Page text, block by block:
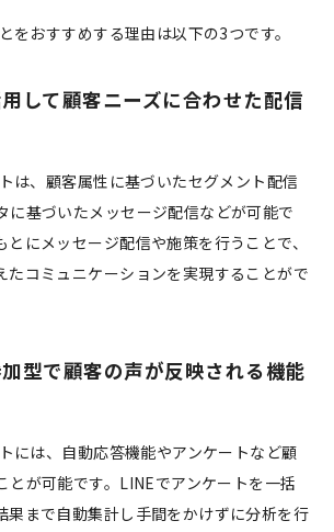
をおすすめする理由は以下の3つです。
して顧客ニーズに合わせた配信
は、顧客属性に基づいたセグメント配信
に基づいたメッセージ配信などが可能で
にメッセージ配信や施策を行うことで、
たコミュニケーションを実現することがで
型で顧客の声が反映される機能
には、自動応答機能やアンケートなど顧
とが可能です。LINEでアンケートを一括
果まで自動集計し手間をかけずに分析を行